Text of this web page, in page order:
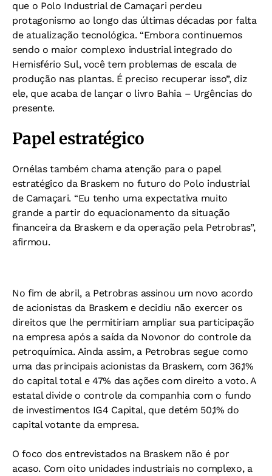
que o Polo Industrial de Camaçari perdeu
protagonismo ao longo das últimas décadas por falta
de atualização tecnológica. “Embora continuemos
sendo o maior complexo industrial integrado do
Hemisfério Sul, você tem problemas de escala de
produção nas plantas. É preciso recuperar isso”, diz
ele, que acaba de lançar o livro Bahia – Urgências do
presente.
Papel estratégico
Ornélas também chama atenção para o papel
estratégico da Braskem no futuro do Polo industrial
de Camaçari. “Eu tenho uma expectativa muito
grande a partir do equacionamento da situação
financeira da Braskem e da operação pela Petrobras”,
afirmou.
No fim de abril, a Petrobras assinou um novo acordo
de acionistas da Braskem e decidiu não exercer os
direitos que lhe permitiriam ampliar sua participação
na empresa após a saída da Novonor do controle da
petroquímica. Ainda assim, a Petrobras segue como
uma das principais acionistas da Braskem, com 36,1%
do capital total e 47% das ações com direito a voto. A
estatal divide o controle da companhia com o fundo
de investimentos IG4 Capital, que detém 50,1% do
capital votante da empresa.
O foco dos entrevistados na Braskem não é por
acaso. Com oito unidades industriais no complexo, a